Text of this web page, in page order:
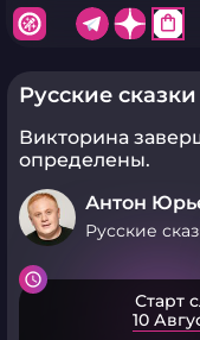
shopping_bag
Русские сказки
Викторина
определены.
Антон
Русские
Старт
10